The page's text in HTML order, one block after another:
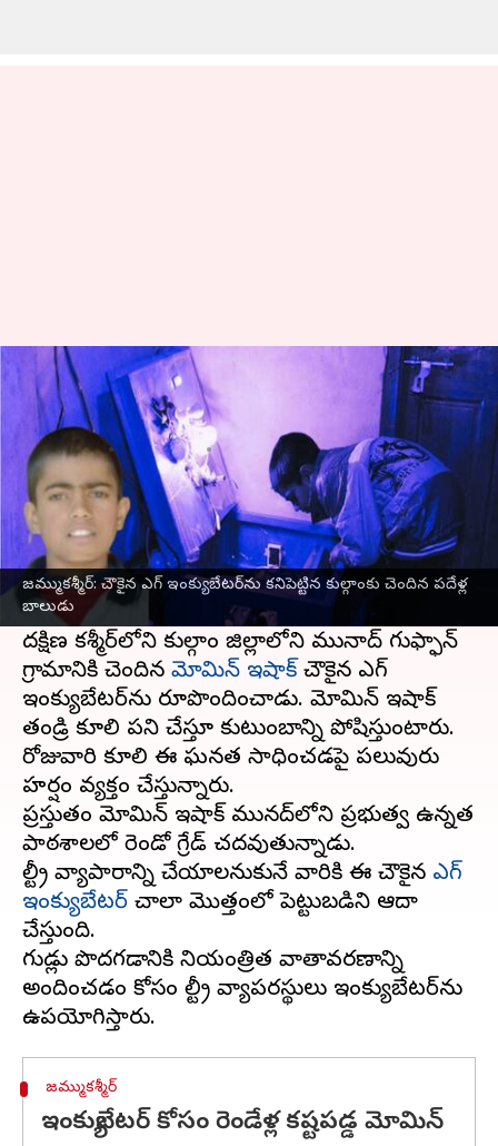
జమ్ముకశ్మీర్: చౌకైన ఎగ్ ఇంక్యుబేటర్‌ను కనిపెట్టిన కుల్గాంకు చెందిన పదేళ్ల
బాలుడు
చౌకైన ఎగ్ ఇంక్యుబేటర్‌ను కనిపెట్టిన
పదేళ్ల బాలుడు
వ్రాసిన వారు Stalin Apr 09, 2023 11:09 am
ఈ వార్తాకథనం ఏంటి
పౌల్ట్రీ వ్యాపారాన్ని తక్కువ పెట్టుబడితో ప్రారంభించగల
సరికొత్త యంత్రాన్నిజమ్ముకశ్మీర్‌కు చెందిన ఓ పదేళ్ల
బాలుడు ఆవిష్కరించాడు.
దక్షిణ కశ్మీర్‌లోని కుల్గాం జిల్లాలోని మునాద్ గుఫ్ఫాన్
గ్రామానికి చెందిన మోమిన్ ఇషాక్ చౌకైన ఎగ్
ఇంక్యుబేటర్‌ను రూపొందించాడు. మోమిన్ ఇషాక్
తండ్రి కూలి పని చేస్తూ కుటుంబాన్ని పోషిస్తుంటారు.
రోజువారి కూలి ఈ ఘనత సాధించడపై పలువురు
హర్షం వ్యక్తం చేస్తున్నారు.
ప్రస్తుతం మోమిన్ ఇషాక్ మునద్‌లోని ప్రభుత్వ ఉన్నత
పాఠశాలలో రెండో గ్రేడ్ చదవుతున్నాడు.
పౌల్ట్రీ వ్యాపారాన్ని చేయాలనుకునే వారికి ఈ చౌకైన ఎగ్
ఇంక్యుబేటర్‌ చాలా మొత్తంలో పెట్టుబడిని ఆదా
చేస్తుంది.
గుడ్లు పొదగడానికి నియంత్రిత వాతావరణాన్ని
అందించడం కోసం పౌల్ట్రీ వ్యాపరస్థులు ఇంక్యుబేటర్‌‌ను
జమ్ముకశ్మీర్
ఇంక్యుబేటర్‌ కోసం రెండేళ్ల కష్టపడ్డ మోమిన్